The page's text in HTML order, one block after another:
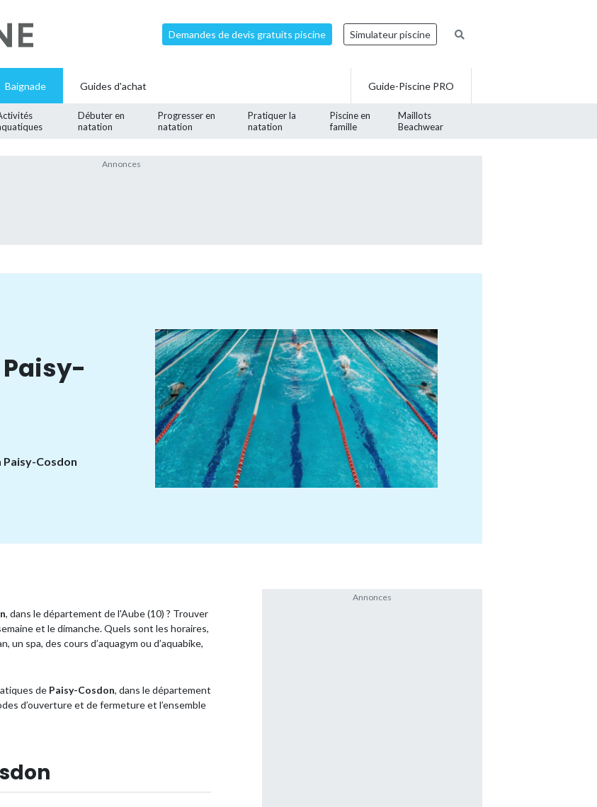
Demandes de devis gratuits piscine Simulateur piscine
Baignade
Débuter en
natation
Progresser en
natation
Pratiquer la
natation
Piscine en
famille
Maillots
Beachwear
Guides d'achat Guide-Piscine PRO
Paisy-Cosdon
, dans le département de l'Aube (10) ? Trouver
et le dimanche. Quels sont les horaires,
spa, des cours d’aquagym ou d’aquabike,
de Paisy-Cosdon, dans le département
d’ouverture et de fermeture et l’ensemble